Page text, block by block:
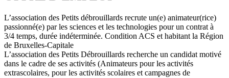
L’association des Petits débrouillards recrute un(e) animateur(rice)
passionné(e) par les sciences et les technologies pour un contrat à
3/4 temps, durée indéterminée. Condition ACS et habitant la Région
de Bruxelles-Capitale
L’association des Petits Débrouillards recherche un candidat motivé
dans le cadre de ses activités (Animateurs pour les activités
extrascolaires, pour les activités scolaires et campagnes de